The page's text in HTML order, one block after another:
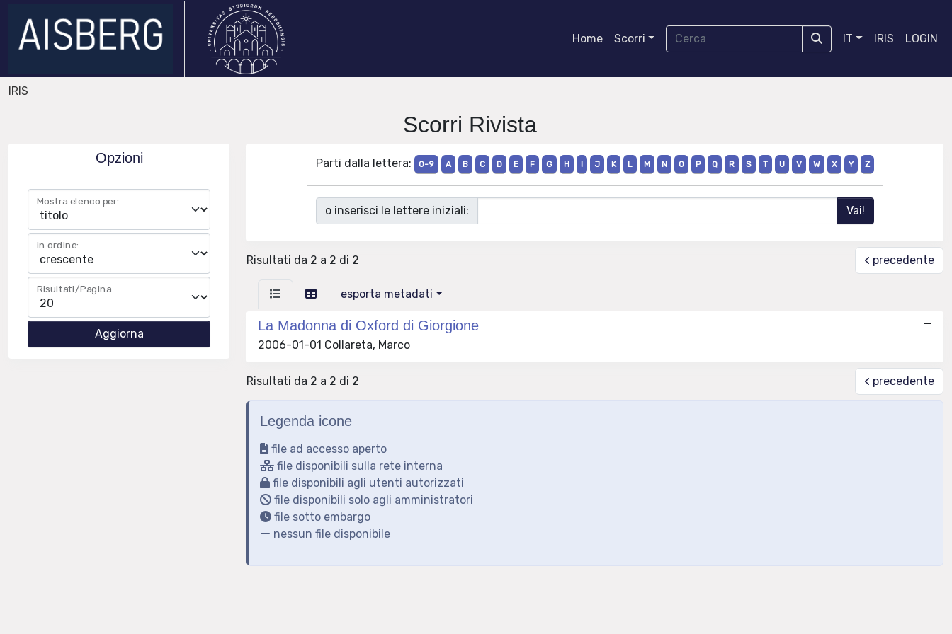
Home Scorri IT IRIS LOGIN
IRIS
Scorri Rivista
Opzioni
Mostra elenco per:
in ordine:
Risultati/Pagina
Parti dalla lettera: 0-9 A B C D E F G H I J K L M N O P Q R S T U V W X Y Z
o inserisci le lettere iniziali:
Risultati da 2 a 2 di 2 < precedente
esporta metadati
La Madonna di Oxford di Giorgione
2006-01-01 Collareta, Marco
Risultati da 2 a 2 di 2 < precedente
Legenda icone
file ad accesso aperto
file disponibili sulla rete interna
file disponibili agli utenti autorizzati
file disponibili solo agli amministratori
file sotto embargo
nessun file disponibile